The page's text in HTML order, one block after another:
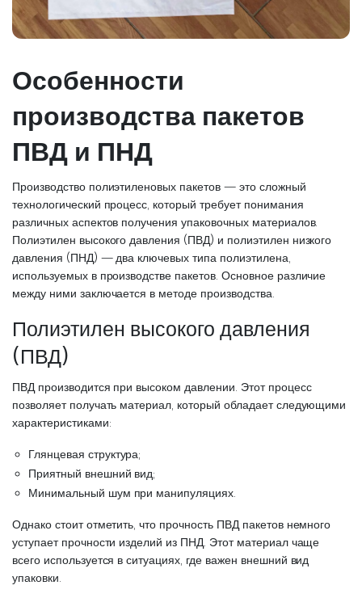
Особенности
производства пакетов
ПВД и ПНД
Производство полиэтиленовых пакетов — это сложный
технологический процесс, который требует понимания
различных аспектов получения упаковочных материалов.
Полиэтилен высокого давления (ПВД) и полиэтилен низкого
давления (ПНД) — два ключевых типа полиэтилена,
используемых в производстве пакетов. Основное различие
между ними заключается в методе производства.
Полиэтилен высокого давления
(ПВД)
ПВД производится при высоком давлении. Этот процесс
позволяет получать материал, который обладает следующими
характеристиками:
Глянцевая структура;
Приятный внешний вид;
Минимальный шум при манипуляциях.
Однако стоит отметить, что прочность ПВД пакетов немного
уступает прочности изделий из ПНД. Этот материал чаще
всего используется в ситуациях, где важен внешний вид
упаковки.